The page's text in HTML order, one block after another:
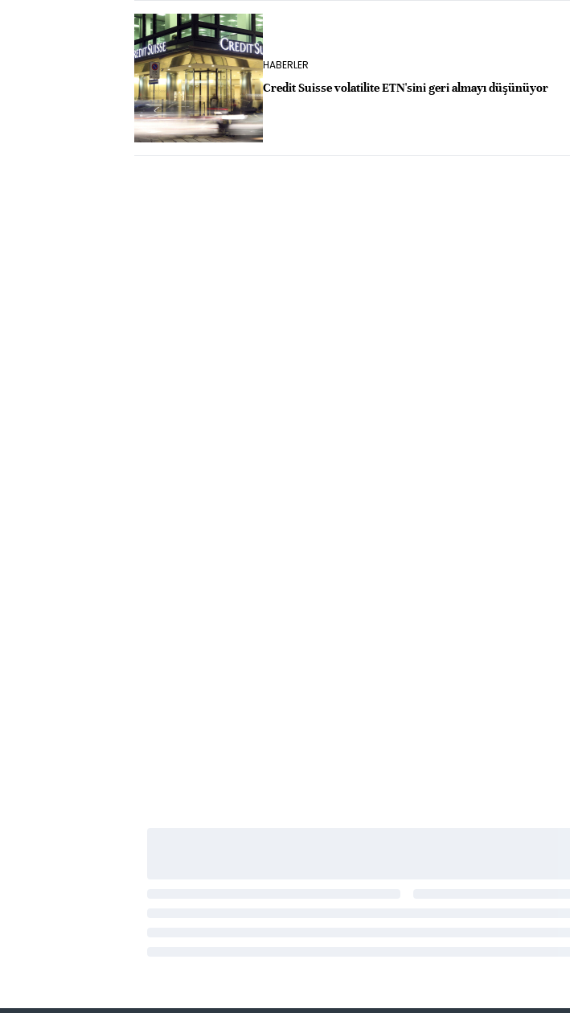
HABERLER
Credit Suisse volatilite ETN'sini geri almayı düşünüyor